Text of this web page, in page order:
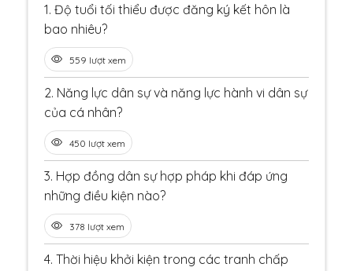
1. Độ tuổi tối thiểu được đăng ký kết hôn là
bao nhiêu?
559 lượt xem
2. Năng lực dân sự và năng lực hành vi dân sự
của cá nhân?
450 lượt xem
3. Hợp đồng dân sự hợp pháp khi đáp ứng
những điều kiện nào?
378 lượt xem
4. Thời hiệu khởi kiện trong các tranh chấp